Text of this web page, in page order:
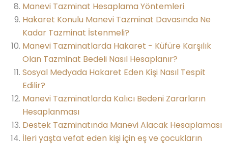
Manevi Tazminat Hesaplama Yöntemleri
Hakaret Konulu Manevi Tazminat Davasında Ne
Kadar Tazminat İstenmeli?
Manevi Tazminatlarda Hakaret - Küfüre Karşılık
Olan Tazminat Bedeli Nasıl Hesaplanır?
Sosyal Medyada Hakaret Eden Kişi Nasıl Tespit
Edilir?
Manevi Tazminatlarda Kalıcı Bedeni Zararların
Hesaplanması
Destek Tazminatında Manevi Alacak Hesaplaması
İleri yaşta vefat eden kişi için eş ve çocukların